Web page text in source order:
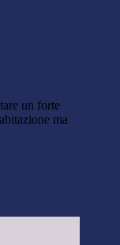
un forte
ma